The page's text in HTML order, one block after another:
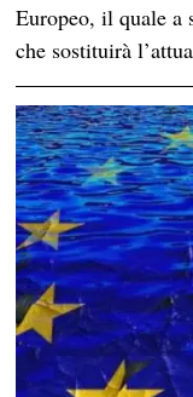
Europeo, il quale a
che sostituirà